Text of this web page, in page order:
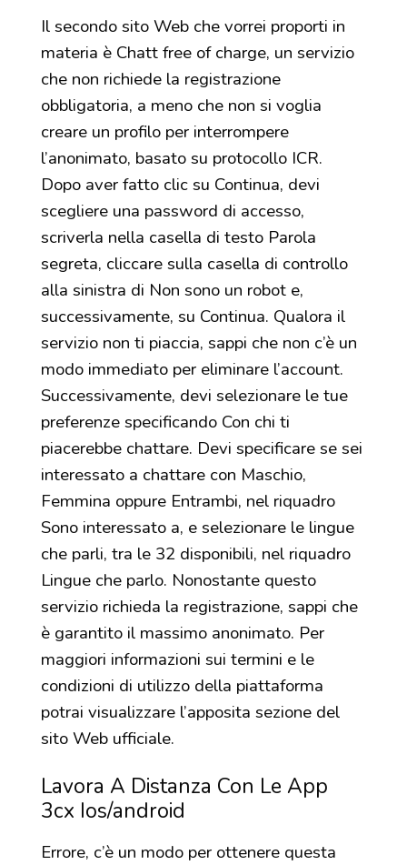
Il secondo sito Web che vorrei proporti in
materia è Chatt free of charge, un servizio
che non richiede la registrazione
obbligatoria, a meno che non si voglia
creare un profilo per interrompere
l’anonimato, basato su protocollo ICR.
Dopo aver fatto clic su Continua, devi
scegliere una password di accesso,
scriverla nella casella di testo Parola
segreta, cliccare sulla casella di controllo
alla sinistra di Non sono un robot e,
successivamente, su Continua. Qualora il
servizio non ti piaccia, sappi che non c’è un
modo immediato per eliminare l’account.
Successivamente, devi selezionare le tue
preferenze specificando Con chi ti
piacerebbe chattare. Devi specificare se sei
interessato a chattare con Maschio,
Femmina oppure Entrambi, nel riquadro
Sono interessato a, e selezionare le lingue
che parli, tra le 32 disponibili, nel riquadro
Lingue che parlo. Nonostante questo
servizio richieda la registrazione, sappi che
è garantito il massimo anonimato. Per
maggiori informazioni sui termini e le
condizioni di utilizzo della piattaforma
potrai visualizzare l’apposita sezione del
sito Web ufficiale.
Lavora A Distanza Con Le App
3cx Ios/android
Errore, c’è un modo per ottenere questa